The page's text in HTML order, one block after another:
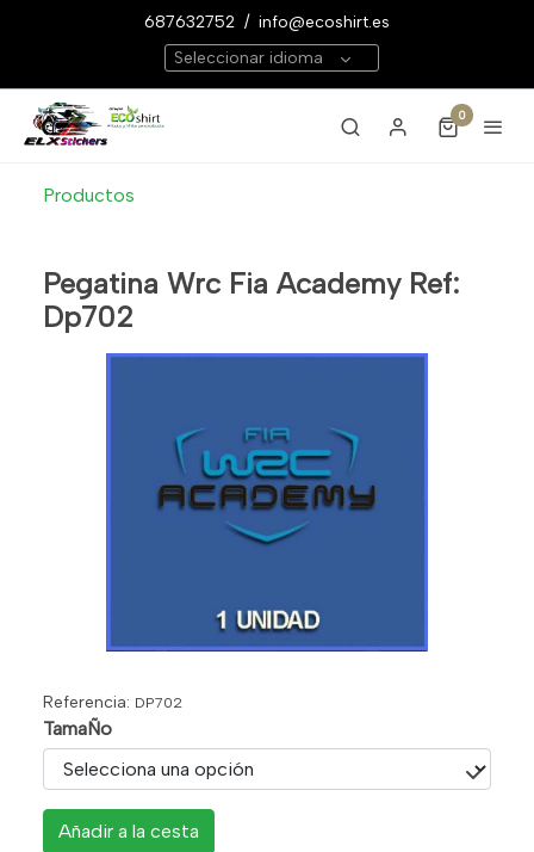
687632752 / info@ecoshirt.es
Seleccionar idioma
0
Productos
Pegatina Wrc Fia Academy Ref:
Dp702
Referencia: DP702
TamaÑo
Añadir a la cesta